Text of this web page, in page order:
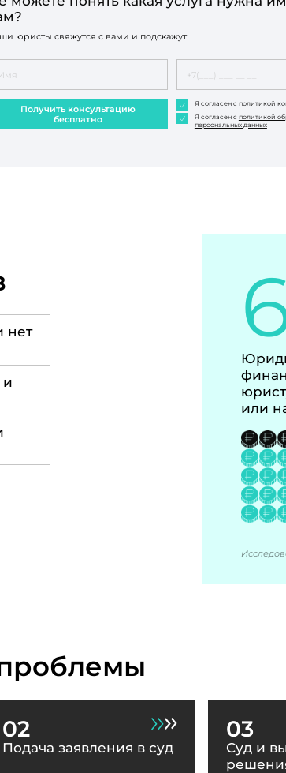
юристы свяжутся с вами и подскажут
Получить консультацию
бесплатно
Я согласен с политикой
Я согласен с политикой
персональных данных
нет
и
или
02
Подача заявления в суд
03
Суд и